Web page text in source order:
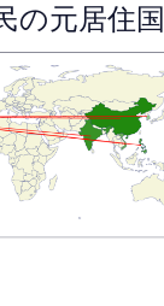
の元居住国